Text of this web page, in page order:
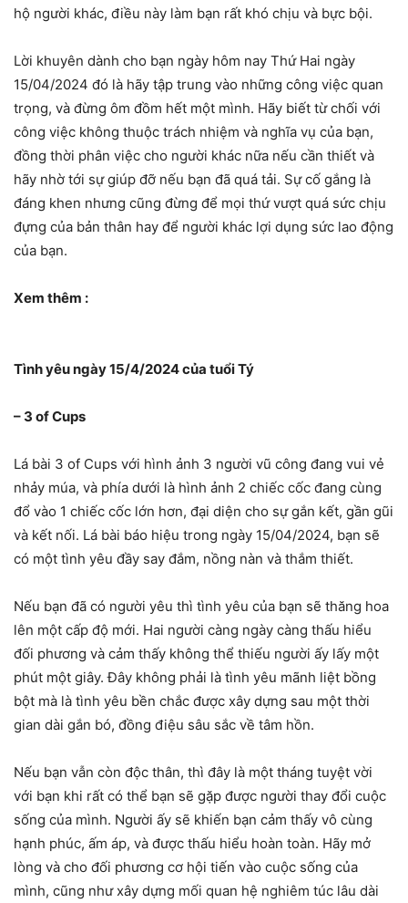
hộ người khác, điều này làm bạn rất khó chịu và bực bội.
Lời khuyên dành cho bạn ngày hôm nay Thứ Hai ngày
15/04/2024 đó là hãy tập trung vào những công việc quan
trọng, và đừng ôm đồm hết một mình. Hãy biết từ chối với
công việc không thuộc trách nhiệm và nghĩa vụ của bạn,
đồng thời phân việc cho người khác nữa nếu cần thiết và
hãy nhờ tới sự giúp đỡ nếu bạn đã quá tải. Sự cố gắng là
đáng khen nhưng cũng đừng để mọi thứ vượt quá sức chịu
đựng của bản thân hay để người khác lợi dụng sức lao động
của bạn.
Xem thêm :
Tình yêu ngày 15/4/2024 của tuổi Tý
– 3 of Cups
Lá bài 3 of Cups với hình ảnh 3 người vũ công đang vui vẻ
nhảy múa, và phía dưới là hình ảnh 2 chiếc cốc đang cùng
đổ vào 1 chiếc cốc lớn hơn, đại diện cho sự gắn kết, gần gũi
và kết nối. Lá bài báo hiệu trong ngày 15/04/2024, bạn sẽ
có một tình yêu đầy say đắm, nồng nàn và thắm thiết.
Nếu bạn đã có người yêu thì tình yêu của bạn sẽ thăng hoa
lên một cấp độ mới. Hai người càng ngày càng thấu hiểu
đối phương và cảm thấy không thể thiếu người ấy lấy một
phút một giây. Đây không phải là tình yêu mãnh liệt bồng
bột mà là tình yêu bền chắc được xây dựng sau một thời
gian dài gắn bó, đồng điệu sâu sắc về tâm hồn.
Nếu bạn vẫn còn độc thân, thì đây là một tháng tuyệt vời
với bạn khi rất có thể bạn sẽ gặp được người thay đổi cuộc
sống của mình. Người ấy sẽ khiến bạn cảm thấy vô cùng
hạnh phúc, ấm áp, và được thấu hiểu hoàn toàn. Hãy mở
lòng và cho đối phương cơ hội tiến vào cuộc sống của
mình, cũng như xây dựng mối quan hệ nghiêm túc lâu dài